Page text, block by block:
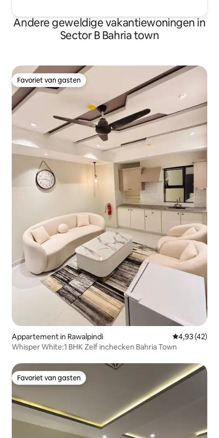
Andere geweldige vakantiewoningen in
Sector B Bahria town
Favoriet van gasten
Favoriet van gasten
Appartement in Rawalpindi Gemiddelde
4,93 (42)
Whisper White:1 BHK Zelf inchecken Bahria Town
Favoriet van gasten
Favoriet van gasten